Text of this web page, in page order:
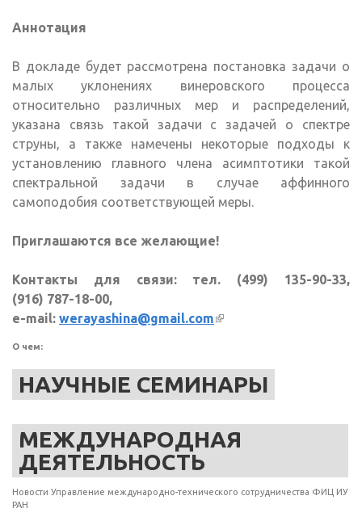
Аннотация
В докладе будет рассмотрена постановка задачи о
малых уклонениях винеровского процесса
относительно различных мер и распределений,
указана связь такой задачи с задачей о спектре
струны, а также намечены некоторые подходы к
установлению главного члена асимптотики такой
спектральной задачи в случае аффинного
самоподобия соответствующей меры.
Приглашаются все желающие!
Контакты для связи: тел. (499) 135-90-33,
(916) 787-18-00,
e-mail: werayashina@gmail.com(внешняя ссылка)
О чем:
НАУЧНЫЕ СЕМИНАРЫ
МЕЖДУНАРОДНАЯ
ДЕЯТЕЛЬНОСТЬ
Новости Управление международно-технического сотрудничества ФИЦ ИУ
РАН